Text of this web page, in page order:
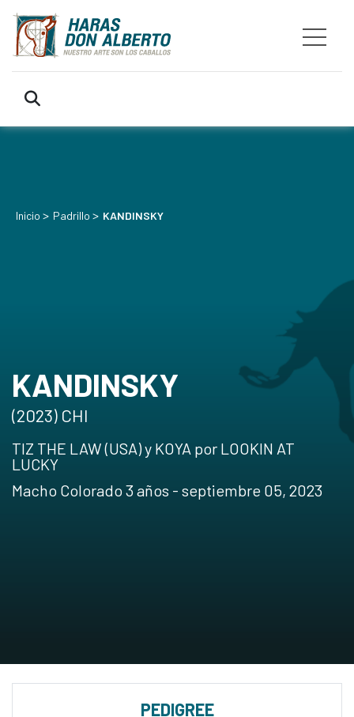
Inicio > Padrillo > KANDINSKY
KANDINSKY
(2023) CHI
TIZ THE LAW (USA) y KOYA por LOOKIN AT
LUCKY
Macho Colorado 3 años - septiembre 05, 2023
PEDIGREE